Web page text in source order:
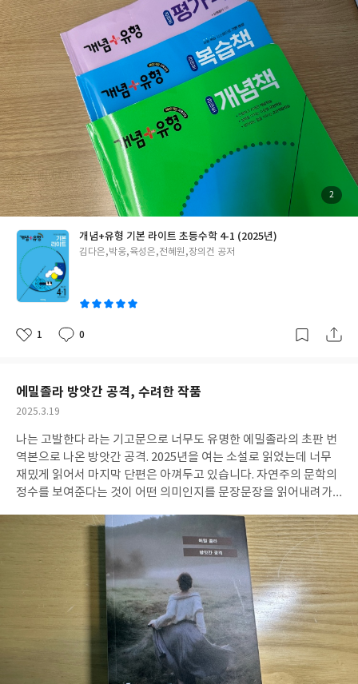
첨
부
사
2
개념+유형 기본 라이트 초등수학 4-1 (2025년)
글
김다은,박웅,육성은,전혜원,장의건 공저
좋
1
댓
0
작
에밀졸라 방앗간 공격, 수려한 작품
작
일
2025.3.19
나는 고발한다 라는 기고문으로 너무도 유명한 에밀졸라의 초판 번
역본으로 나온 방앗간 공격. 2025년을 여는 소설로 읽었는데 너무
재밌게 읽어서 마지막 단편은 아껴두고 있습니다. 자연주의 문학의
정수를 보여준다는 것이 어떤 의미인지를 문장문장을 읽어내려가
있고, 거대한 밤나무들이 검은 그림자를 드리우고 있다. 목초지 가
장자리에는 백양나무가 기다란 커튼인 양 일렬로 늘어선 채 바람에
살랑거린다. 두 개의 커다란 플라타너스 가로수길은 들판을 가로질
러 지금은 폐허로 변한 옛 가니 성을 향해 올라간다. 이 땅에서는 끊
임없이 비가 내려 도처에 풀이 무성하다. 숲이 우거진 두 언덕 사이
에는 일종의 화단이 있는데, 그것은 초원이 잔디밭을 이루고 큰 나
무들이 거대한 원형 꽃밭을 이루는 자연화단이다. 정오에 태양에 반
짝이는 풀은 열기에 젖어 잠이 들며, 숲속에서는 얼음장 같은 냉기
가 녹음을 관통한다. p10 표제의 제목과 같은 '방앗간 공격'과, '샤